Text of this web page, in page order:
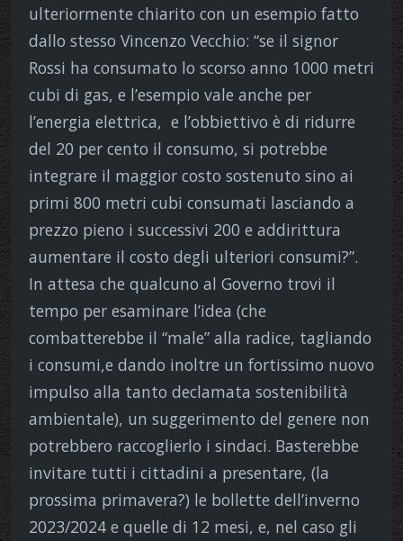
ulteriormente chiarito con un esempio fatto
dallo stesso Vincenzo Vecchio: “se il signor
Rossi ha consumato lo scorso anno 1000 metri
cubi di gas, e l’esempio vale anche per
l’energia elettrica, e l’obbiettivo è di ridurre
del 20 per cento il consumo, si potrebbe
integrare il maggior costo sostenuto sino ai
primi 800 metri cubi consumati lasciando a
prezzo pieno i successivi 200 e addirittura
aumentare il costo degli ulteriori consumi?”.
In attesa che qualcuno al Governo trovi il
tempo per esaminare l’idea (che
combatterebbe il “male” alla radice, tagliando
i consumi,e dando inoltre un fortissimo nuovo
impulso alla tanto declamata sostenibilità
ambientale), un suggerimento del genere non
potrebbero raccoglierlo i sindaci. Basterebbe
invitare tutti i cittadini a presentare, (la
prossima primavera?) le bollette dell’inverno
2023/2024 e quelle di 12 mesi, e, nel caso gli